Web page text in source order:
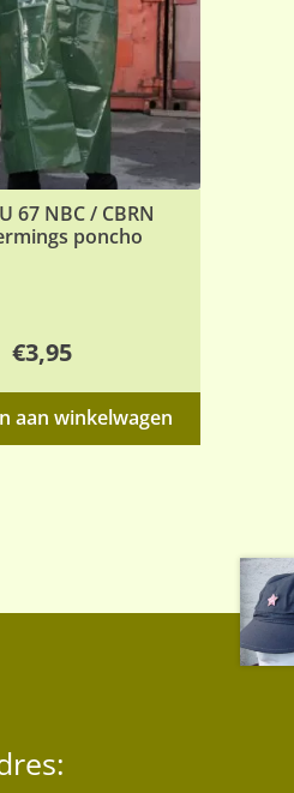
67 NBC / CBRN
poncho
€3,95
aan winkelwagen